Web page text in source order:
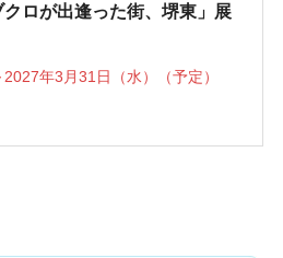
ロが出逢った街、堺東」展
年3月31日（水）（予定）